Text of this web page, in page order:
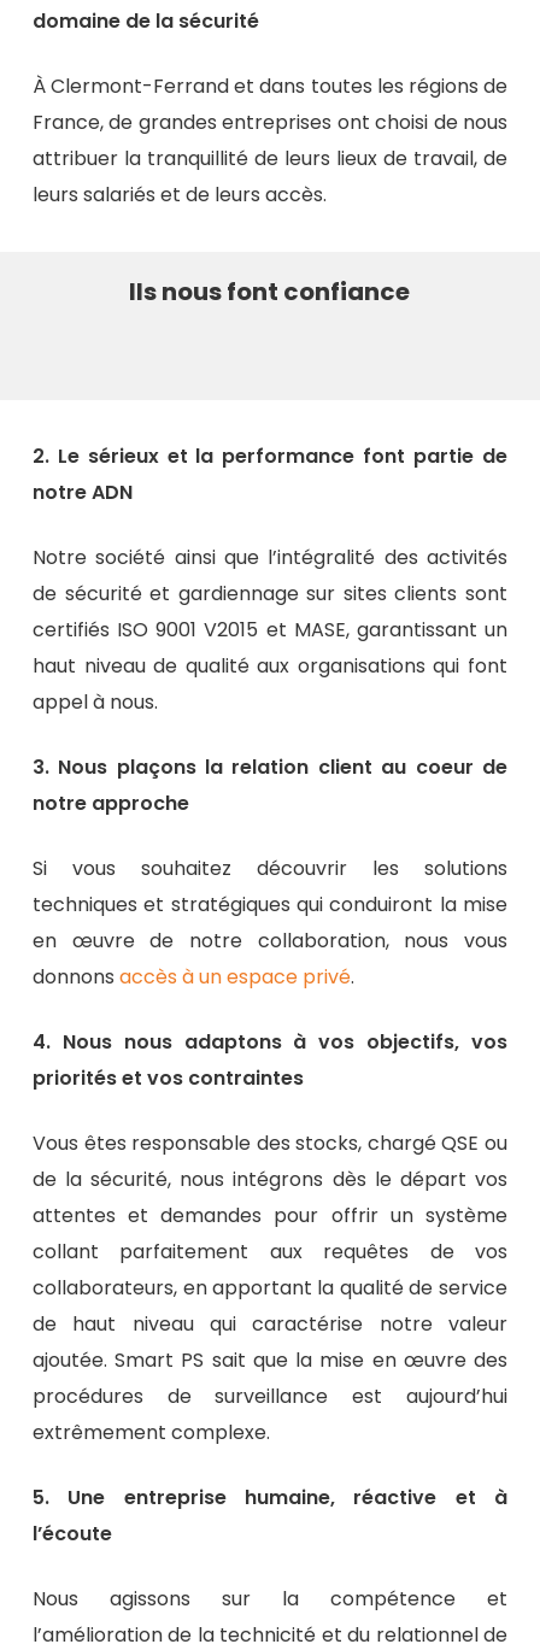
domaine de la sécurité
À Clermont-Ferrand et dans toutes les régions de
France, de grandes entreprises ont choisi de nous
attribuer la tranquillité de leurs lieux de travail, de
leurs salariés et de leurs accès.
Ils nous font confiance
2. Le sérieux et la performance font partie de
notre ADN
Notre société ainsi que l’intégralité des activités
de sécurité et gardiennage sur sites clients sont
certifiés ISO 9001 V2015 et MASE, garantissant un
haut niveau de qualité aux organisations qui font
appel à nous.
3. Nous plaçons la relation client au coeur de
notre approche
Si vous souhaitez découvrir les solutions
techniques et stratégiques qui conduiront la mise
en œuvre de notre collaboration, nous vous
donnonsaccès à un espace privé.
4. Nous nous adaptons à vos objectifs, vos
priorités et vos contraintes
Vous êtes responsable des stocks, chargé QSE ou
de la sécurité, nous intégrons dès le départ vos
attentes et demandes pour offrir un système
collant parfaitement aux requêtes de vos
collaborateurs, en apportant la qualité de service
de haut niveau qui caractérise notre valeur
ajoutée. Smart PS sait que la mise en œuvre des
procédures de surveillance est aujourd’hui
extrêmement complexe.
5. Une entreprise humaine, réactive et à
l’écoute
Nous agissons sur la compétence et
l’amélioration de la technicité et du relationnel de